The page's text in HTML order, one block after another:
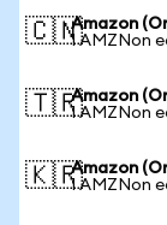
🇨🇳Amazon
1 AMZNon
🇹🇷Amazon
1 AMZNon
🇰🇷Amazon
1 AMZNon